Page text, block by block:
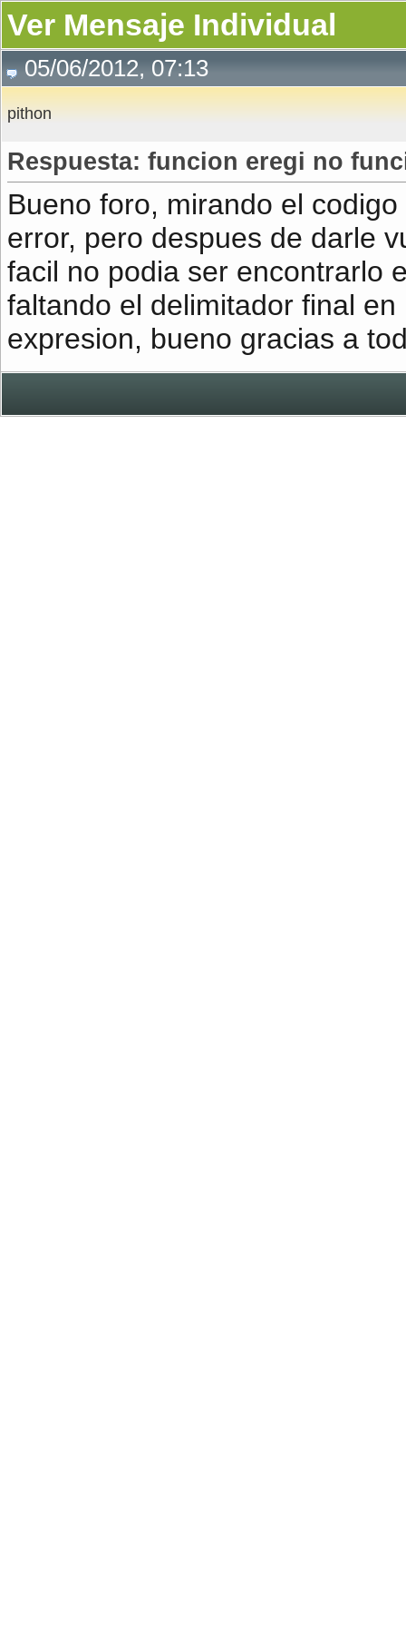
Ver Mensaje Individual
05/06/2012, 07:13
pithon
Respuesta: funcion eregi no
Bueno foro, mirando el
error, pero despues de darle
facil no podia ser encontrarlo
faltando el delimitador final
expresion, bueno gracias a